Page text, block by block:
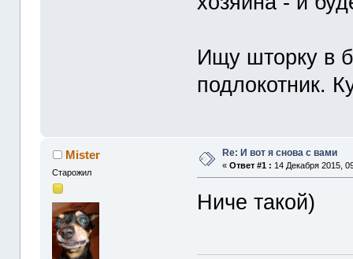
Ищу шторку в
подлокотник.
Mister
Старожил
Re: И вот я снова с вами
«Ответ #1 : 14 Декабря 2015,
Ниче такой)